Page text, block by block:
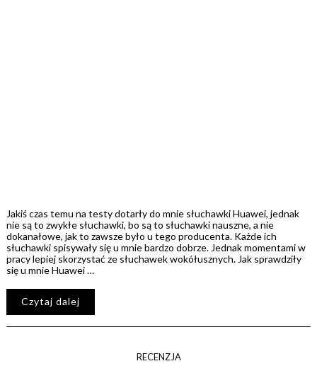
Jakiś czas temu na testy dotarły do mnie słuchawki Huawei, jednak
nie są to zwykłe słuchawki, bo są to słuchawki nauszne, a nie
dokanałowe, jak to zawsze było u tego producenta. Każde ich
słuchawki spisywały się u mnie bardzo dobrze. Jednak momentami w
pracy lepiej skorzystać ze słuchawek wokółusznych. Jak sprawdziły
się u mnie Huawei …
Czytaj dalej
RECENZJA